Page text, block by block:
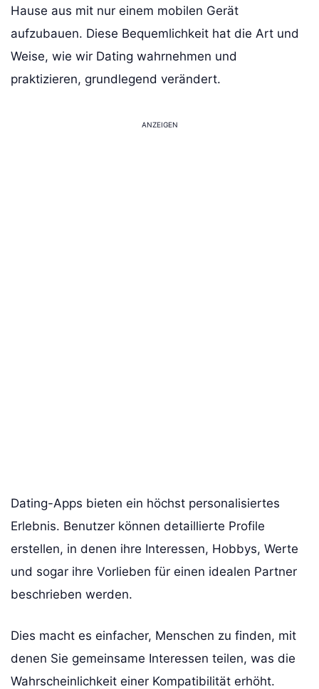
Hause aus mit nur einem mobilen Gerät
aufzubauen. Diese Bequemlichkeit hat die Art und
Weise, wie wir Dating wahrnehmen und
praktizieren, grundlegend verändert.
ANZEIGEN
Dating-Apps bieten ein höchst personalisiertes
Erlebnis. Benutzer können detaillierte Profile
erstellen, in denen ihre Interessen, Hobbys, Werte
und sogar ihre Vorlieben für einen idealen Partner
beschrieben werden.
Dies macht es einfacher, Menschen zu finden, mit
denen Sie gemeinsame Interessen teilen, was die
Wahrscheinlichkeit einer Kompatibilität erhöht.